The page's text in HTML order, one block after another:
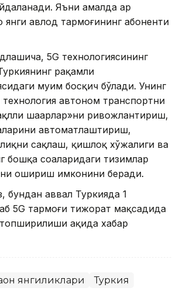
Яъни амалда ҳар
янги авлод тармоғининг абоненти
5G технологиясининг
рақамли
муҳим босқич бўлади. Унинг
автоном транспортни
шаҳарлар»ни ривожлантириш,
автоматлаштириш,
сақлаш, қишлоқ хўжалиги ва
бошқа соҳаларидаги тизимлар
ошириш имконини беради.
бундан аввал Туркияда 1
5G тармоғи тижорат мақсадида
ҳақида хабар
янгиликлари Туркия